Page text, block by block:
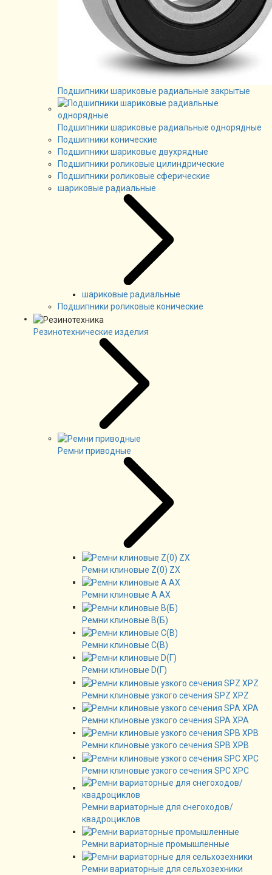
Подшипники шариковые радиальные закрытые
Подшипники шариковые радиальные однорядные
Подшипники конические
Подшипники шариковые двухрядные
Подшипники роликовые цилиндрические
Подшипники роликовые сферические
шариковые радиальные
шариковые радиальные
Подшипники роликовые конические
Резинотехнические изделия
Ремни приводные
Ремни клиновые Z(0) ZX
Ремни клиновые А AX
Ремни клиновые В(Б)
Ремни клиновые C(B)
Ремни клиновые D(Г)
Ремни клиновые узкого сечения SPZ XPZ
Ремни клиновые узкого сечения SPA XPA
Ремни клиновые узкого сечения SPB XPB
Ремни клиновые узкого сечения SPC XPC
Ремни вариаторные для снегоходов/
квадроциклов
Ремни вариаторные промышленные
Ремни вариаторные для сельхозехники